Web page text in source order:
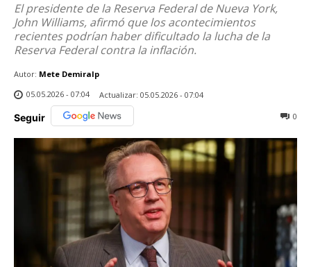
El presidente de la Reserva Federal de Nueva York,
John Williams, afirmó que los acontecimientos
recientes podrían haber dificultado la lucha de la
Reserva Federal contra la inflación.
Autor: Mete Demiralp
05.05.2026 - 07:04
Actualizar: 05.05.2026 - 07:04
Seguir 0